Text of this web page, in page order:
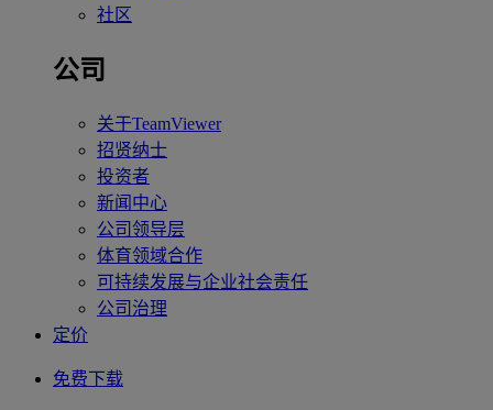
社区
公司
关于TeamViewer
招贤纳士
投资者
新闻中心
公司领导层
体育领域合作
可持续发展与企业社会责任
公司治理
定价
免费下载